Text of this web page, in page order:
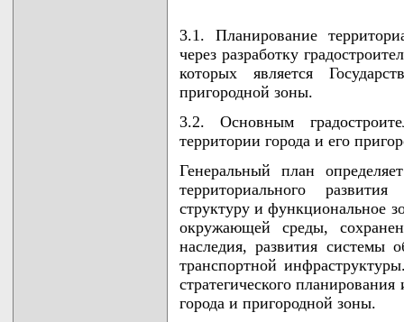
3.1. Планирование
через разработку
которых является
пригородной зоны.
3.2. Основным
территории города и его
Генеральный план
территориального
структуру и функциональное
окружающей среды,
наследия, развития системы
транспортной
стратегического
города и пригородной зоны.